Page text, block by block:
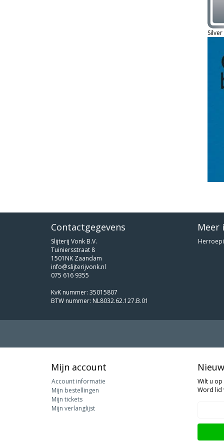
Silver
Contactgegevens
Slijterij Vonk B.V.
Tuiniersstraat 8
1501NK Zaandam
info@slijterijvonk.nl
075 616 9355
KvK nummer: 35015807
BTW nummer: NL8032.62.127.B.01
Meer
Mijn account
Account informatie
Mijn bestellingen
Mijn tickets
Mijn verlanglijst
Wilt u
Word lid